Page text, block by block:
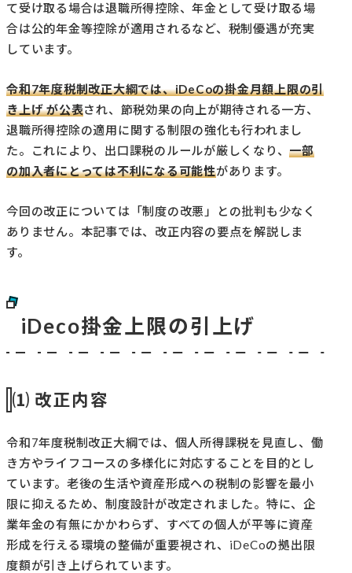
て受け取る場合は退職所得控除、年金として受け取る場
合は公的年金等控除が適用されるなど、税制優遇が充実
しています。
令和7年度税制改正大綱では、iDeCoの掛金月額上限の引
き上げ が公表され、節税効果の向上が期待される一方、
退職所得控除の適用に関する制限の強化も行われまし
た。これにより、出口課税のルールが厳しくなり、一部
の加入者にとっては不利になる可能性があります。
今回の改正については「制度の改悪」との批判も少なく
ありません。本記事では、改正内容の要点を解説しま
す。
iDeco掛金上限の引上げ
⑴ 改正内容
令和7年度税制改正大綱では、個人所得課税を見直し、働
き方やライフコースの多様化に対応することを目的とし
ています。老後の生活や資産形成への税制の影響を最小
限に抑えるため、制度設計が改定されました。特に、企
業年金の有無にかかわらず、すべての個人が平等に資産
形成を行える環境の整備が重要視され、iDeCoの拠出限
度額が引き上げられています。